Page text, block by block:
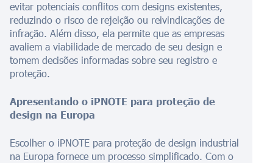
evitar potenciais conflitos com designs existentes,
reduzindo o risco de rejeição ou reivindicações de
infração. Além disso, ela permite que as empresas
avaliem a viabilidade de mercado de seu design e
tomem decisões informadas sobre seu registro e
proteção.
Apresentando o iPNOTE para proteção de
design na Europa
Escolher o iPNOTE para proteção de design industrial
na Europa fornece um processo simplificado. Com o